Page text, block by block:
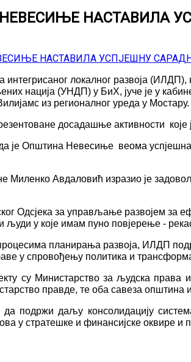
НАСТАВИЛА
a интегрисаног локалног развоја (ИЛДП),
нација (УНДП) у БиХ, јуче је у
из регионалног уреда у Мостару.
досадашње активности
да је Општина Невесиње веома
Миленко Авдаловић изразио је
Одсјека за управљање развојем за
људи у које имам пуно повјерење -
планирања развоја, ИЛДП
у спровођењу политика и
су Министарство за људска
правде, те оба савеза општина
да подржи даљу консолидацију
у стратешке и финансијске оквире и